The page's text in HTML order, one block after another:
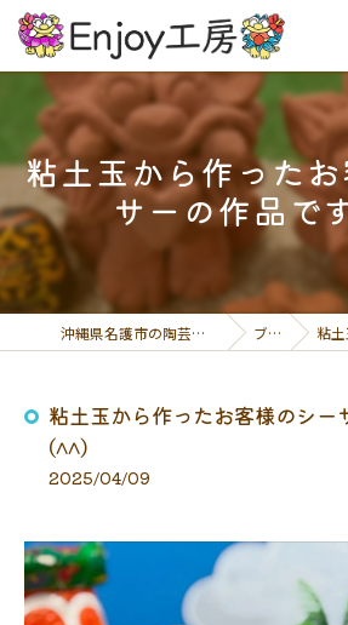
粘土玉から作った
サーの作品で
沖縄県名護市の陶芸体験ならEnjoy工房 ブログ 粘土玉
粘土玉から作ったお客様のシー
(^^)
2025/04/09